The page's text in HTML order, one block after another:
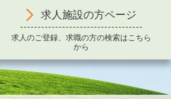
求人施設の方ページ
求人のご登録、求職の方の検索はこちら
から